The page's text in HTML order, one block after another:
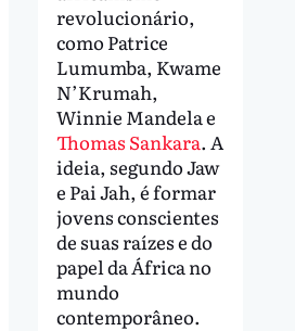
revolucionário,
como Patrice
Lumumba, Kwame
N’Krumah,
Winnie Mandela e
Thomas Sankara. A
ideia, segundo Jaw
e Pai Jah, é formar
jovens conscientes
de suas raízes e do
papel da África no
mundo
contemporâneo.